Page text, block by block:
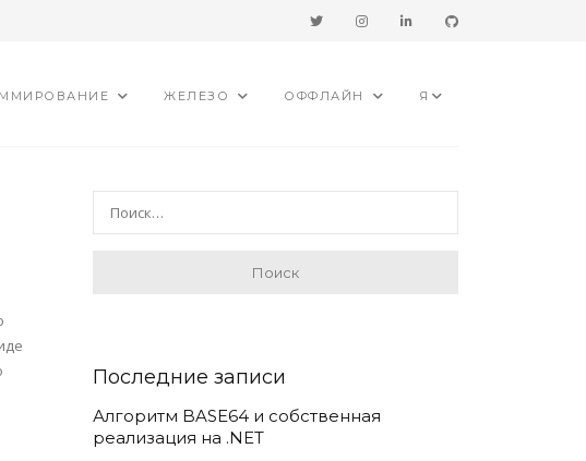
ЖЕЛЕЗО ОФФЛАЙН Я
Последние записи
Алгоритм BASE64 и собственная
реализация на .NET